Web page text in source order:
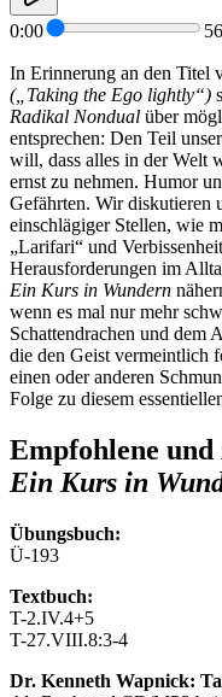
0:00
In Erinnerung an den Titel
(„Taking the Ego lightly“)
Radikal Nondual über
entsprechen: Den Teil
will, dass alles in der Welt
ernst zu nehmen. Humor
Gefährten. Wir diskutieren
einschlägiger Stellen, wie
„Larifari“ und
Herausforderungen im
Ein Kurs in Wundern
wenn es mal nur mehr
Schattendrachen und dem
die den Geist vermeintlich
einen oder anderen
Folge zu diesem
Empfohlene
Ein Kurs in
Übungsbuch:
Ü-193
Textbuch:
T-2.IV.4+5
T-27.VIII.8:3-4
Dr. Kenneth Wapnick: